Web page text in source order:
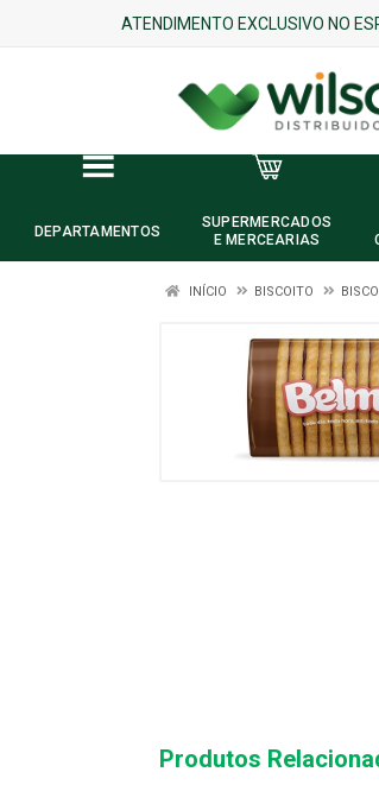
ATENDIMENTO EXCLUSIVO NO
DEPARTAMENTOS
SUPERMERCADOS
E MERCEARIAS
INÍCIO BISCOITO
Produtos